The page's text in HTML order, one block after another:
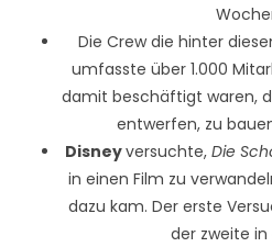
Die Crew die hinter
umfasste über 1.000
damit beschäftigt waren,
entwerfen, zu
Disneyversuchte, Die
in einen Film zu
dazu kam. Der erste
der zweite in